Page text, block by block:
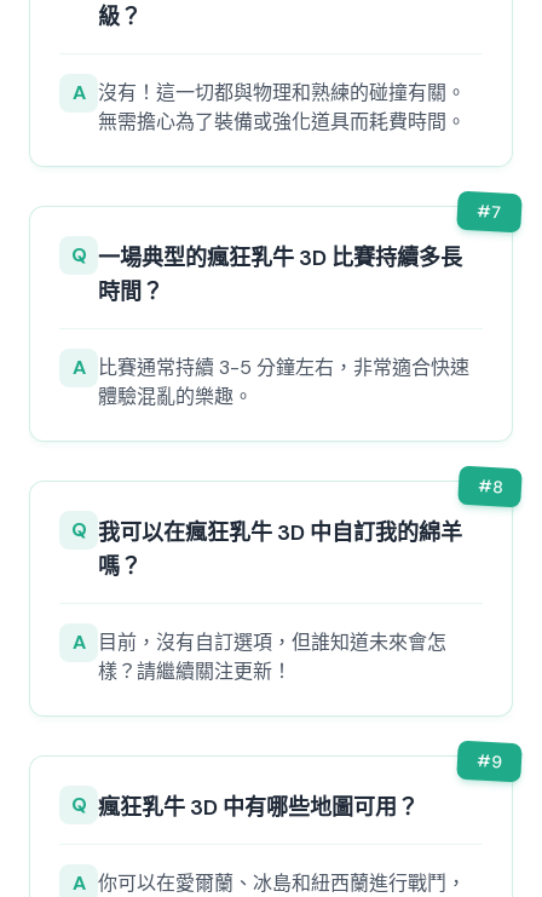
級？
A 沒有！這一切都與物理和熟練的碰撞有關。
無需擔心為了裝備或強化道具而耗費時間。
#7
Q 一場典型的瘋狂乳牛 3D 比賽持續多長
時間？
A 比賽通常持續 3-5 分鐘左右，非常適合快速
體驗混亂的樂趣。
#8
Q 我可以在瘋狂乳牛 3D 中自訂我的綿羊
嗎？
A
目前，沒有自訂選項，但誰知道未來會怎
樣？請繼續關注更新！
#9
Q 瘋狂乳牛 3D 中有哪些地圖可用？
A 你可以在愛爾蘭、冰島和紐西蘭進行戰鬥，